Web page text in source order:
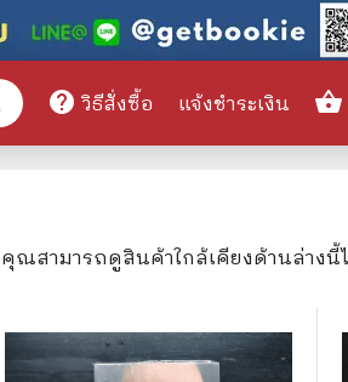
ณสามารถดูสินค้าใกล้เคียงด้านล่าง
help วิธีสั่งซื้อ แจ้งชำระเงิน shopping_basket
📕 นิตยสาร
📺 เรื่องย่อละครโทรทัศน์
นิตยสารดารารุ่นเก่า